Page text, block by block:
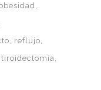
reflujo
tiroidectomía